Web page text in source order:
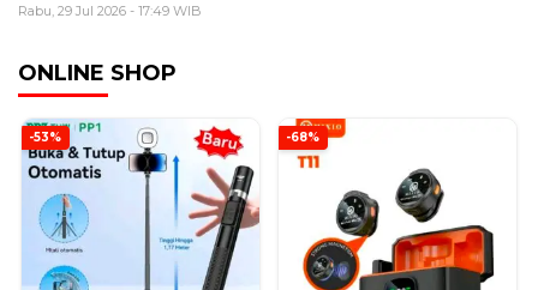
Rabu, 29 Jul 2026 - 17:49 WIB
ONLINE SHOP
-53% -68%